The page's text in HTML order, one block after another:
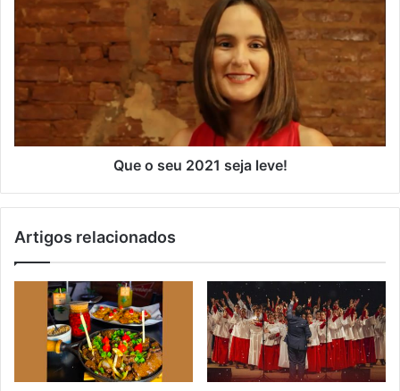
m
a
i
l
Que o seu 2021 seja leve!
Artigos relacionados